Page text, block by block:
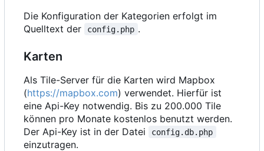
Die Konfiguration der Kategorien erfolgt im
Quelltext der
config.php .
Karten
Als Tile-Server für die Karten wird Mapbox
(https://mapbox.com) verwendet. Hierfür ist
eine Api-Key notwendig. Bis zu 200.000 Tile
können pro Monate kostenlos benutzt werden.
Der Api-Key ist in der Datei
config.db.php
einzutragen.